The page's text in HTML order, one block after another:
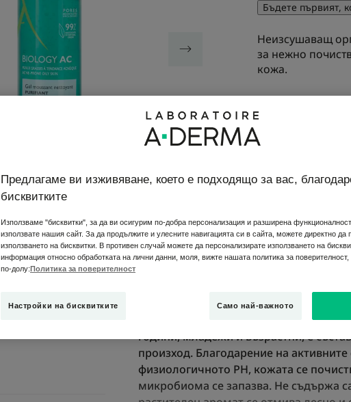
Бъдете първият,
Неизсушаващ
за нежно
кожа.
Допринася за
99% естествени
Дерматологичният био
мазната и склонна към акне кожа,
порите и отстранява
усещане. Този продукт за хигиена,
години, младежи и възрастни, е
произход. Благодарение на
физиологичното PH, кожата се
микробиома се запазва. Не съдържа
Предлагаме ви изживяване, което е подходящо за вас,
бисквитките
Използваме "бисквитки", за да ви осигурим по-добра персонализация и разширена
използвате нашия сайт. За да продължите и улесните навигацията си в сайта, можете директно да
използването на бисквитки. В противен случай можете да персонализирате използването на
информация относно обработката на лични данни, моля, вижте нашата политика за поверителност,
по-долу: Политика за поверителност
Настройки на бисквитките Само най-важното